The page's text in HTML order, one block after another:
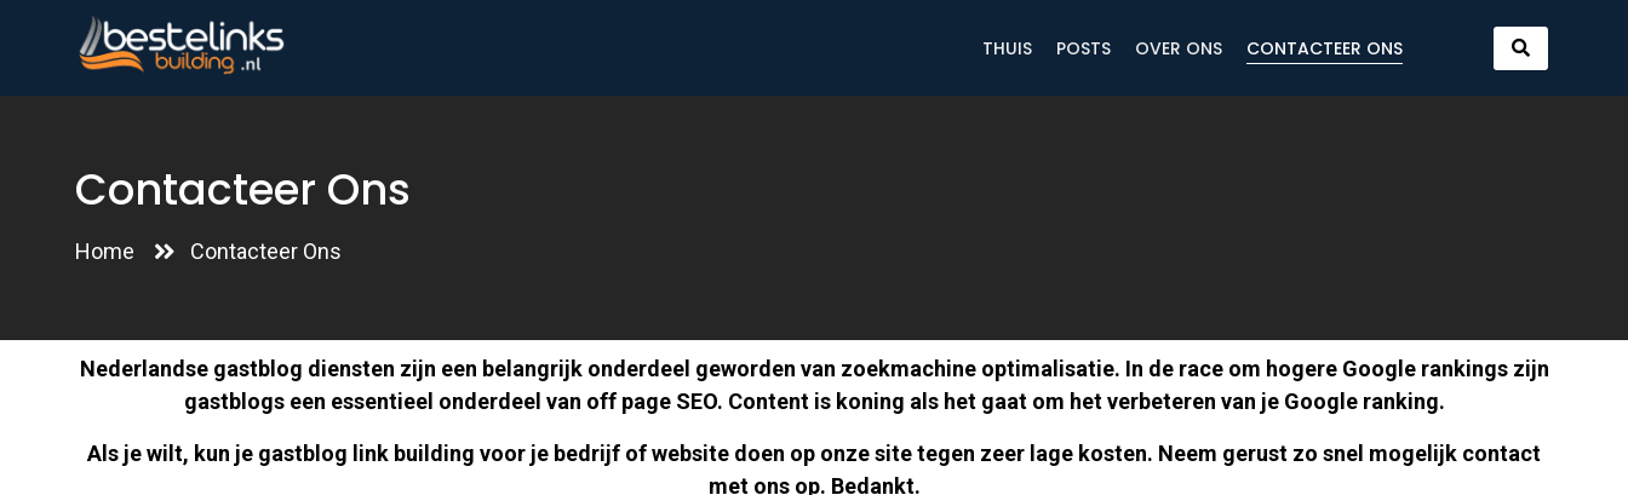
THUIS POSTS OVER ONS CONTACTEER ONS
Contacteer Ons
Home Contacteer Ons
Nederlandse gastblog diensten zijn een belangrijk onderdeel geworden van zoekmachine optimalisatie. In de race om hogere Google rankings zijn
gastblogs een essentieel onderdeel van off page SEO. Content is koning als het gaat om het verbeteren van je Google ranking.
Als je wilt, kun je gastblog link building voor je bedrijf of website doen op onze site tegen zeer lage kosten. Neem gerust zo snel mogelijk contact
met ons op. Bedankt.